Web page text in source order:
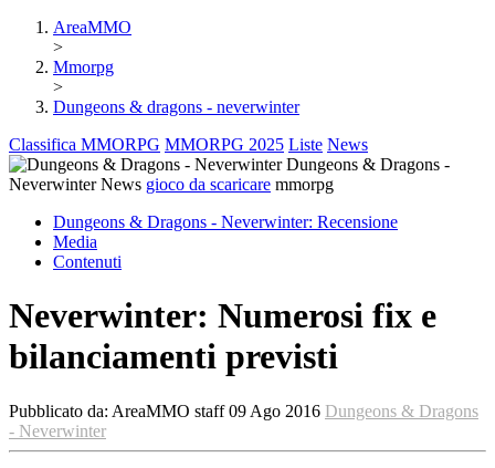
AreaMMO
>
Mmorpg
>
Dungeons & dragons - neverwinter
Classifica MMORPG MMORPG 2025 Liste News
Dungeons & Dragons -
Neverwinter News gioco da scaricare mmorpg
Dungeons & Dragons - Neverwinter: Recensione
Media
Contenuti
Neverwinter: Numerosi fix e
bilanciamenti previsti
Pubblicato da: AreaMMO staff09 Ago 2016 Dungeons & Dragons
- Neverwinter